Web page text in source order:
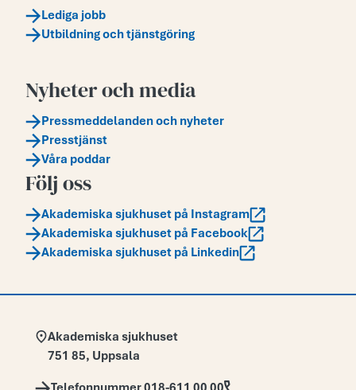
Lediga jobb
Utbildning och tjänstgöring
Nyheter och media
Pressmeddelanden och nyheter
Presstjänst
Våra poddar
Följ oss
Akademiska sjukhuset på Instagram
Akademiska sjukhuset på Facebook
Akademiska sjukhuset på Linkedin
Adress:
Akademiska sjukhuset
751 85, Uppsala